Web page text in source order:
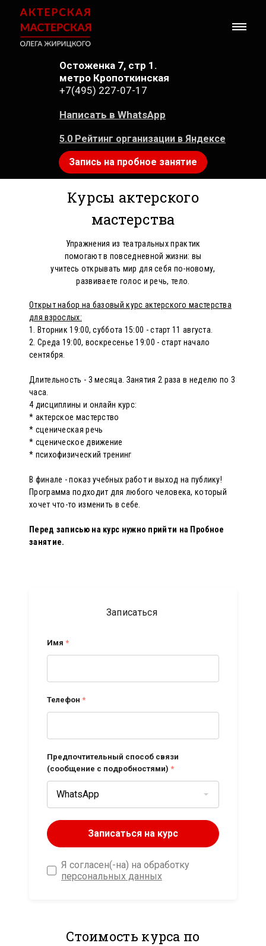
Остоженка 7, стр 1.
метро Кропоткинская
+7(495) 227-07-17
Написать в WhatsApp
5.0 Рейтинг организации в Яндексе
Запись на пробное занятие
Курсы актерского
мастерства
Упражнения из театральных практик
помогают в повседневной жизни: вы
учитесь открывать мир для себя по-новому,
развиваете голос и речь, тело.
Открыт набор на базовый курс актерского мастерства
для взрослых:
1. Вторник 19:00, суббота 15:00 - старт 11 августа.
2. Среда 19:00, воскресенье 19:00 - старт начало
сентября.
Длительность - 3 месяца. Занятия 2 раза в неделю по 3
часа.
4 дисциплины и онлайн курс:
* актерское мастерство
* сценическая речь
* сценическое движение
* психофизический тренинг
В финале - показ учебных работ и выход на публику!
Программа подходит для любого человека, который
хочет что-то изменить в себе.
Перед записью на курс нужно прийти на Пробное
занятие.
Записаться
Имя *
Телефон *
Предпочтительный способ связи
(сообщение с подробностями) *
WhatsApp
Записаться на курс
Я согласен(-на) на обработку
персональных данных
Стоимость курса по